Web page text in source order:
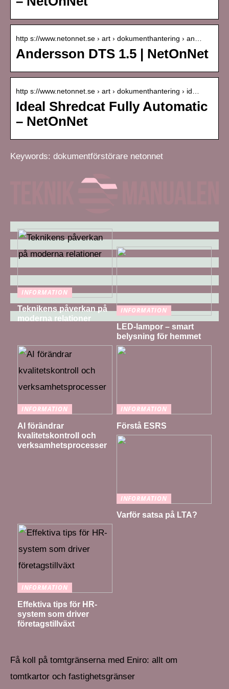
http s://www.netonnet.se › art › dokumenthantering › an…
Andersson DTS 1.5 | NetOnNet
http s://www.netonnet.se › art › dokumenthantering › id…
Ideal Shredcat Fully Automatic
– NetOnNet
Keywords: dokumentförstörare netonnet
INFORMATION
Teknikens påverkan på
moderna relationer
INFORMATION
LED-lampor – smart
belysning för hemmet
INFORMATION
AI förändrar
kvalitetskontroll och
verksamhetsprocesser
INFORMATION
Förstå ESRS
INFORMATION
Varför satsa på LTA?
INFORMATION
Effektiva tips för HR-
system som driver
företagstillväxt
Få koll på tomtgränserna med Eniro: allt om
tomtkartor och fastighetsgränser